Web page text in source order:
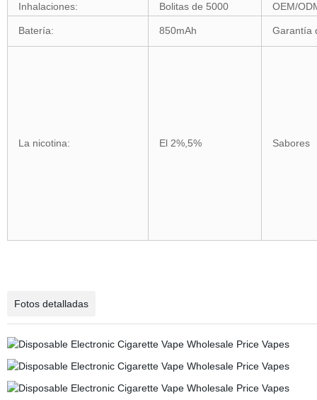
Inhalaciones:
Bolitas de 5000 OEM/
Batería: 850mAh Garantía
La nicotina: El 2%,5% Sabores
Fotos detalladas